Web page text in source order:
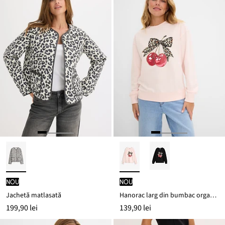
nou
Jachetă matlasată
199,90 lei
nou
Hanorac larg din bumbac organic 100%
139,90 lei